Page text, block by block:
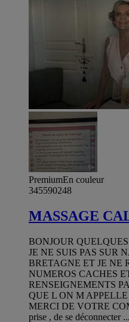
PremiumEn couleur
345590248
MASSAGE
BONJOUR
JE NE SUIS PAS SUR
BRETAGNE ET JE NE
NUMEROS CACHES
RENSEIGNEMENTS
QUE L ON M
MERCI DE VOTRE
prise , de se déconnecter